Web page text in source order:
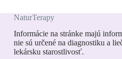
NaturTerapy
Informácie na stránke majú
nie sú určené na diagnostiku a
lekársku starostlivosť.